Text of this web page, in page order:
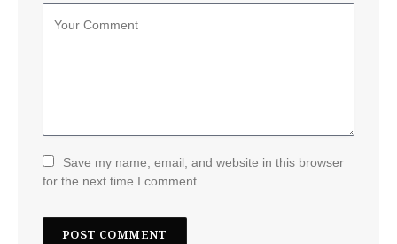
Save my name, email, and website in this browser
for the next time I comment.